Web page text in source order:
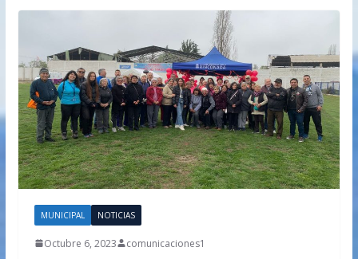
MUNICIPAL NOTICIAS
Octubre 6, 2023 comunicaciones1